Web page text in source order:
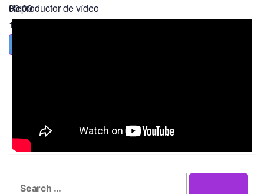
00:00
11:56
Reproductor de vídeo